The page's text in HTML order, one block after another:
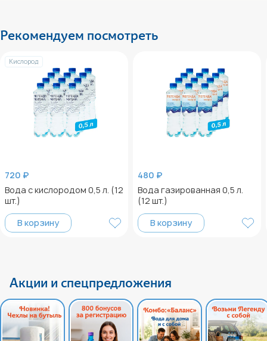
Рекомендуем посмотреть
Кислород
720 ₽
Вода с кислородом 0,5 л. (12
шт.)
В корзину
480 ₽
Вода газированная 0,5 л.
(12 шт.)
В корзину
Акции и спецпредложения